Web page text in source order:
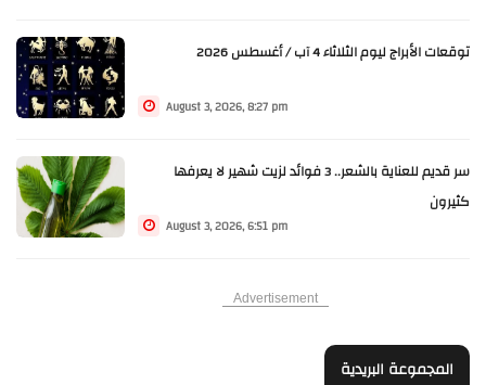
توقعات الأبراج ليوم الثلاثاء 4 آب / أغسطس 2026
August 3, 2026, 8:27 pm
سر قديم للعناية بالشعر.. 3 فوائد لزيت شهير لا يعرفها
كثيرون
August 3, 2026, 6:51 pm
Advertisement
المجموعة البريدية